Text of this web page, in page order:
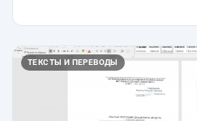
ТЕКСТЫ И ПЕРЕВОДЫ